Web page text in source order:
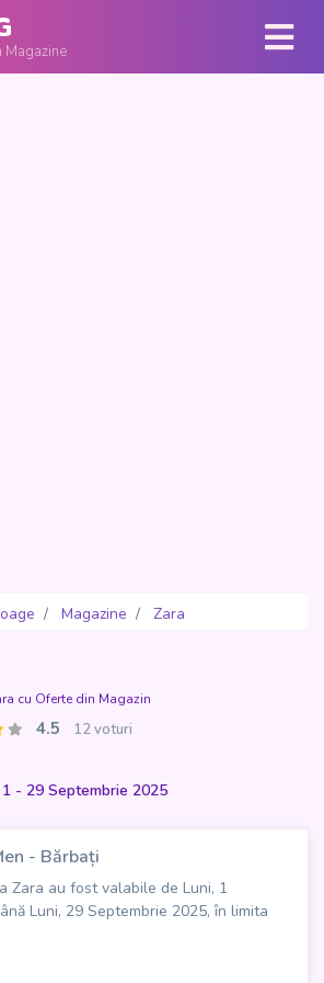
Magazine
Magazine
Zara
cu Oferte din Magazin
4.5 12 voturi
- 29 Septembrie 2025
- Bărbați
Zara au fost valabile de Luni, 1
Luni, 29 Septembrie 2025, în limita
cu noul